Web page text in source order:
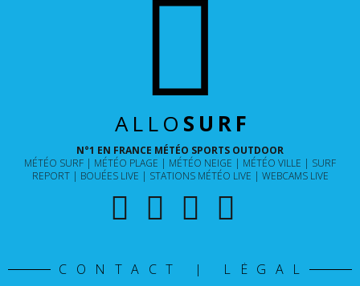
ALLO SURF
N°1 EN FRANCE MÉTÉO SPORTS OUTDOOR
MÉTÉO SURF
MÉTÉO PLAGE MÉTÉO NEIGE MÉTÉO VILLE
SURF
REPORT
BOUÉES LIVE STATIONS MÉTÉO LIVE WEBCAMS LIVE
CONTACT | LÉGAL